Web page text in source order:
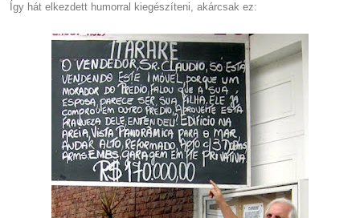
Így hát elkezdett humorral kiegészíteni, akárcsak ez: